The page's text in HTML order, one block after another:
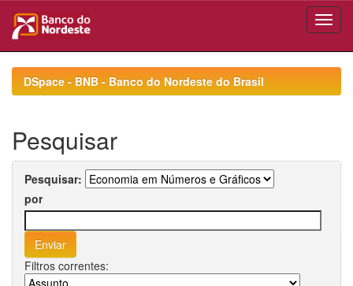
navigationDSpace - BNB - Banco do Nordeste do Brasil
Pesquisar
Pesquisar:
por
Filtros correntes: